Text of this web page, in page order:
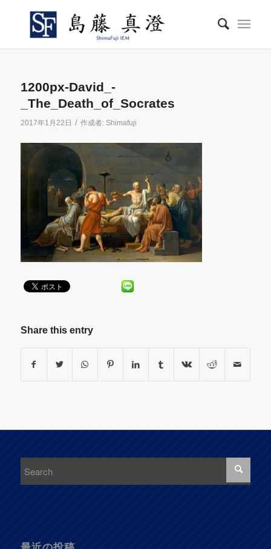
1200px-David_-
_The_Death_of_Socrates
2017年1月22日 / 作成者: Shimafuji
Share this entry